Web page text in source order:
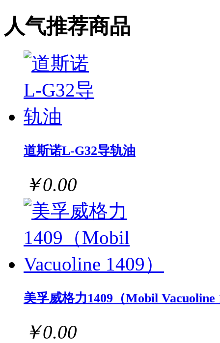
人气推荐商品
道斯诺L-G32导轨油
￥0.00
美孚威格力1409（Mobil Vacuoline
￥0.00